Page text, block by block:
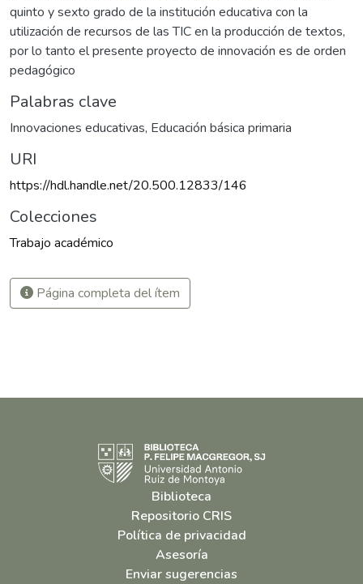
quinto y sexto grado de la institución educativa con la
utilización de recursos de las TIC en la producción de textos,
por lo tanto el presente proyecto de innovación es de orden
pedagógico
Palabras clave
Innovaciones educativas, Educación básica primaria
URI
https://hdl.handle.net/20.500.12833/146
Colecciones
Trabajo académico
Página completa del ítem
Biblioteca
Repositorio CRIS
Política de privacidad
Asesoría
Enviar sugerencias